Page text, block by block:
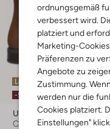
ordnungsgemäß
verbessert wird.
platziert und
Marketing-
Präferenzen zu
Angebote zu
Zustimmung.
werden nur die
Cookies platziert.
Einstellungen"
Letzter Artikel
-50%
Unisa
Chelsea Boots